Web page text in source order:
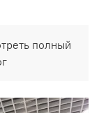
полный